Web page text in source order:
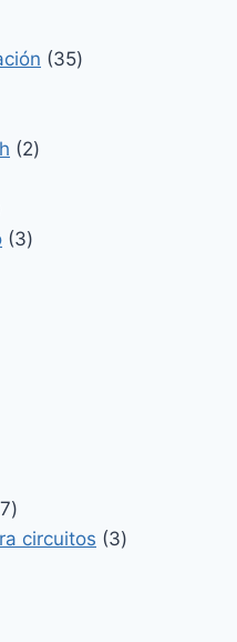
3535
22
33
77
productos
circuitos 33